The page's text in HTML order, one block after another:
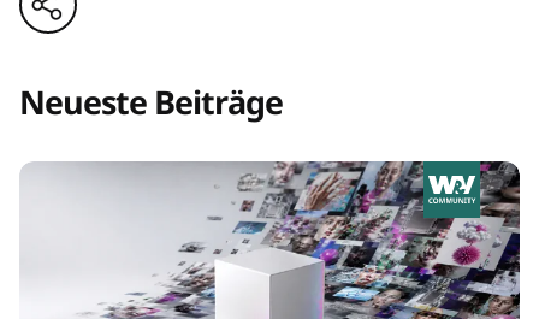
Neueste Beiträge